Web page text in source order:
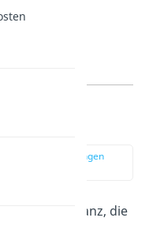
Stelle im Video springen
ist eine Bilanz, die